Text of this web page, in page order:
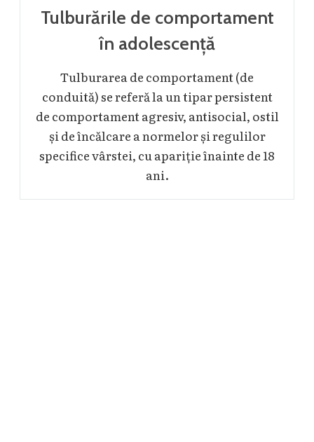
Tulburările de comportament
în adolescență
Tulburarea de comportament (de
conduită) se referă la un tipar persistent
de comportament agresiv, antisocial, ostil
și de încălcare a normelor și regulilor
specifice vârstei, cu apariție înainte de 18
ani.